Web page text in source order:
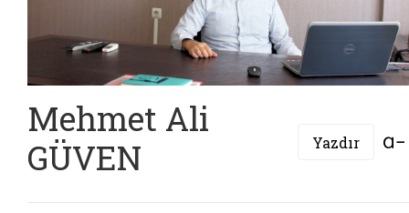
Mehmet Ali
GÜVEN
Yazdır